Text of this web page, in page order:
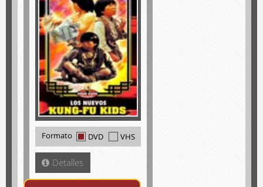
Formato DVD VHS
Detalles